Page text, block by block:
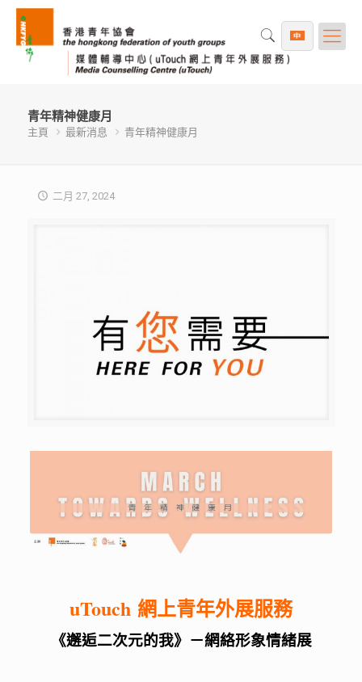
青年精神健康月
主頁 最新消息 青年精神健康月
二月 27, 2024
uTouch 網上青年外展服務
《邂逅二次元的我》－網絡形象情緒展